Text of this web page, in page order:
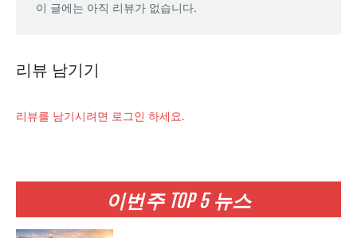
이번주 TOP 5 뉴스
이 글에는 아직 리뷰가 없습니다.
리뷰 남기기
리뷰를 남기시려면 로그인 하세요.